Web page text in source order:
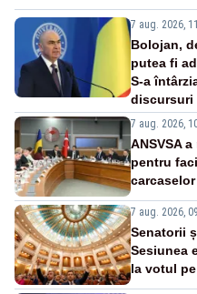
7 aug. 2026,
Bolojan,
putea fi
S-a
discursuri
7 aug. 2026,
ANSVSA
pentru
7 aug. 2026,
Senatorii
Sesiunea
la votul